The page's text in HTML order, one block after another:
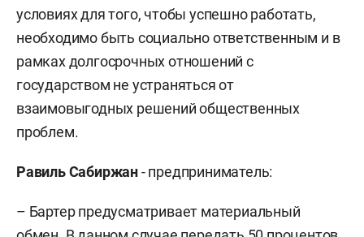
условиях для того, чтобы успешно работать,
необходимо быть социально ответственным и в
рамках долгосрочных отношений с
государством не устраняться от
взаимовыгодных решений общественных
проблем.
Равиль Сабиржан- предприниматель:
– Бартер предусматривает материальный